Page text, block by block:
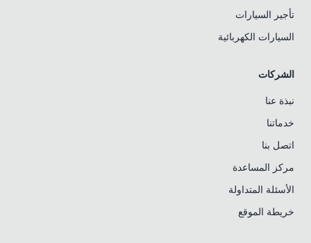
تأجير السيارات
السيارات الكهربائية
الشركات
نبذة عنا
خدماتنا
اتصل بنا
مركز المساعدة
الأسئلة المتداولة
خريطة الموقع